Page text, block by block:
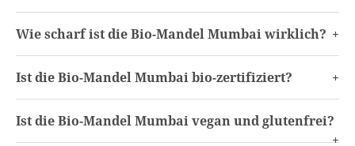
Wie scharf ist die Bio-Mandel Mumbai wirklich?
Ist die Bio-Mandel Mumbai bio-zertifiziert?
Ist die Bio-Mandel Mumbai vegan und glutenfrei?